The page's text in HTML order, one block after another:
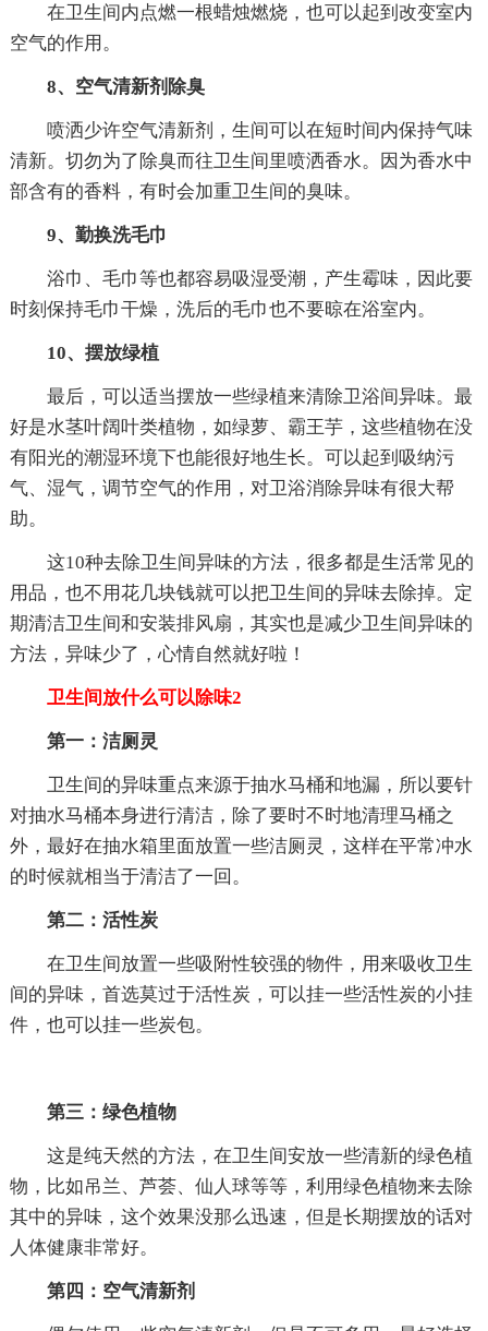
在卫生间内点燃一根蜡烛燃烧，也可以起到改变室内
空气的作用。
8、空气清新剂除臭
喷洒少许空气清新剂，生间可以在短时间内保持气味
清新。切勿为了除臭而往卫生间里喷洒香水。因为香水中
部含有的香料，有时会加重卫生间的臭味。
9、勤换洗毛巾
浴巾、毛巾等也都容易吸湿受潮，产生霉味，因此要
时刻保持毛巾干燥，洗后的毛巾也不要晾在浴室内。
10、摆放绿植
最后，可以适当摆放一些绿植来清除卫浴间异味。最
好是水茎叶阔叶类植物，如绿萝、霸王芋，这些植物在没
有阳光的潮湿环境下也能很好地生长。可以起到吸纳污
气、湿气，调节空气的作用，对卫浴消除异味有很大帮
助。
这10种去除卫生间异味的方法，很多都是生活常见的
用品，也不用花几块钱就可以把卫生间的异味去除掉。定
期清洁卫生间和安装排风扇，其实也是减少卫生间异味的
方法，异味少了，心情自然就好啦！
卫生间放什么可以除味2
第一：洁厕灵
卫生间的异味重点来源于抽水马桶和地漏，所以要针
对抽水马桶本身进行清洁，除了要时不时地清理马桶之
外，最好在抽水箱里面放置一些洁厕灵，这样在平常冲水
的时候就相当于清洁了一回。
第二：活性炭
在卫生间放置一些吸附性较强的物件，用来吸收卫生
间的异味，首选莫过于活性炭，可以挂一些活性炭的小挂
件，也可以挂一些炭包。
第三：绿色植物
这是纯天然的方法，在卫生间安放一些清新的绿色植
物，比如吊兰、芦荟、仙人球等等，利用绿色植物来去除
其中的异味，这个效果没那么迅速，但是长期摆放的话对
人体健康非常好。
第四：空气清新剂